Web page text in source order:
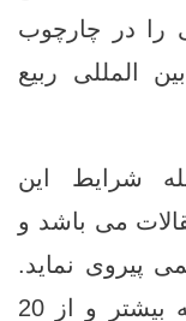
را در چارچوب
المللی ربیع
شرایط این
می باشد و
پیروی نماید.
تعداد صفحات مقاله از 30 صفحه بیشتر و از 20